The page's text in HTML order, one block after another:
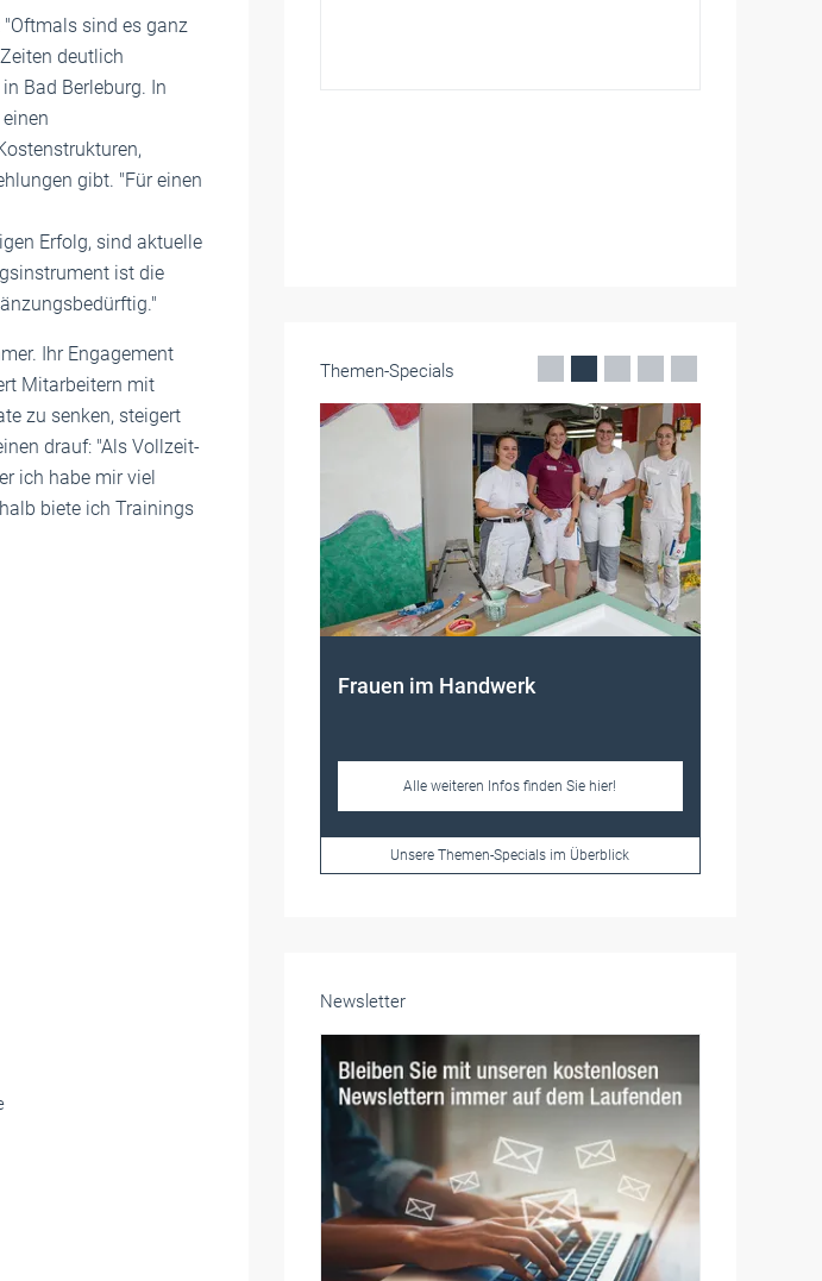
sind es ganz
deutlich
Bad Berleburg. In
gibt. "Für einen
Erfolg, sind aktuelle
ist die
Ihr Engagement
Mitarbeitern mit
zu senken, steigert
drauf: "Als Vollzeit-
ich habe mir viel
biete ich Trainings
Themen-Specials
Frauen im Handwerk
Alle weiteren Infos finden Sie hier!
Unsere Themen-Specials im Überblick
Newsletter